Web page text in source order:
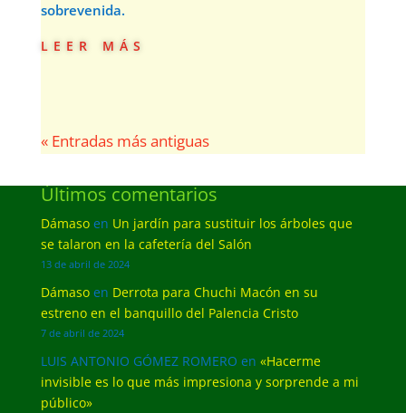
sobrevenida.
leer más
« Entradas más antiguas
Últimos comentarios
Dámasoen Un jardín para sustituir los árboles que
se talaron en la cafetería del Salón
13 de abril de 2024
Dámasoen Derrota para Chuchi Macón en su
estreno en el banquillo del Palencia Cristo
7 de abril de 2024
LUIS ANTONIO GÓMEZ ROMERO en «Hacerme
invisible es lo que más impresiona y sorprende a mi
público»